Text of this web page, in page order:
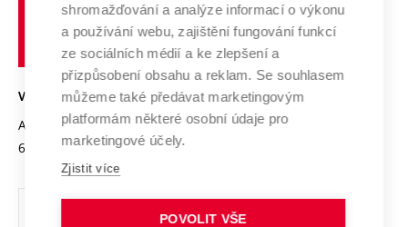
Transfer znalostí
Open Science
Projekty
Projekty ze strukturálních fondů
Specifický výzkum
Služby univerzity
Mezinárodní dohody
Univerzitní sítě
Udržitelná univerzita
Podnikavá univerzita / ContriBUTe
Bezpečná univerzita
Vyznamenání
Organizační struktura
Ochrana osobních údajů
učení
technické
VYSOKÉ UČENÍ TECHNICKÉ V BRNĚ
Antonínská 548/1
602 00 Brno
www.vut.cz
vut@vutbr.cz
shromažďování a analýze informací o výkonu
a používání webu, zajištění fungování funkcí
ze sociálních médií a ke zlepšení a
přizpůsobení obsahu a reklam. Se souhlasem
můžeme také předávat marketingovým
platformám některé osobní údaje pro
marketingové účely.
Zjistit více
POVOLIT VŠE